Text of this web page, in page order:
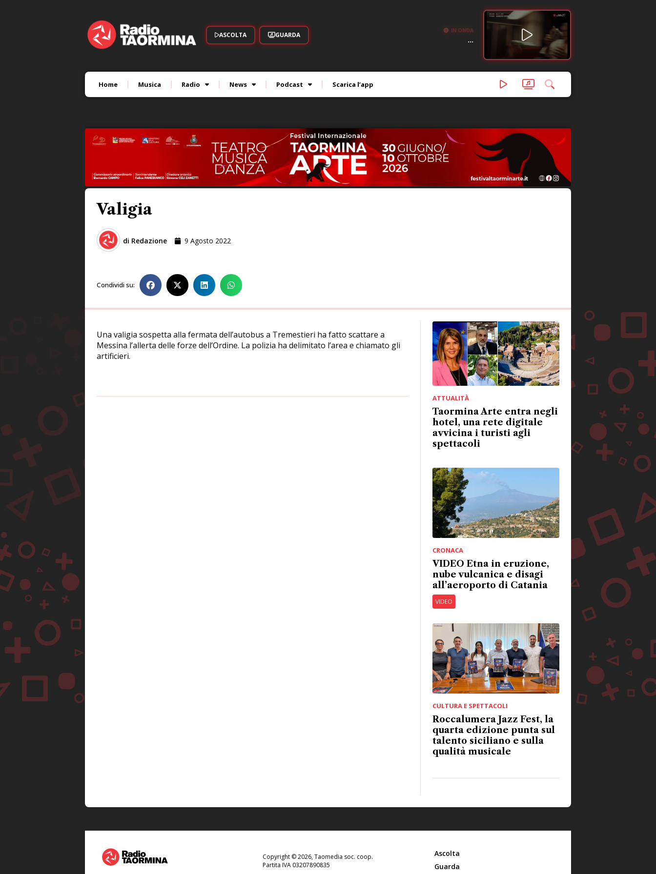
ASCOLTA GUARDA
IN ONDA
...
Home Musica Radio News Podcast Scarica l’app
Valigia
di Redazione 9 Agosto 2022
Condividi su:
Una valigia sospetta alla fermata dell’autobus a Tremestieri ha fatto scattare a
Messina l’allerta delle forze dell’Ordine. La polizia ha delimitato l’area e chiamato gli
artificieri.
ATTUALITÀ
Taormina Arte entra negli
hotel, una rete digitale
avvicina i turisti agli
spettacoli
CRONACA
VIDEO Etna in eruzione,
nube vulcanica e disagi
all’aeroporto di Catania
VIDEO
CULTURA E SPETTACOLI
Roccalumera Jazz Fest, la
quarta edizione punta sul
talento siciliano e sulla
qualità musicale
Copyright © 2026, Taomedia soc. coop.
Partita IVA 03207890835
Ascolta
Guarda